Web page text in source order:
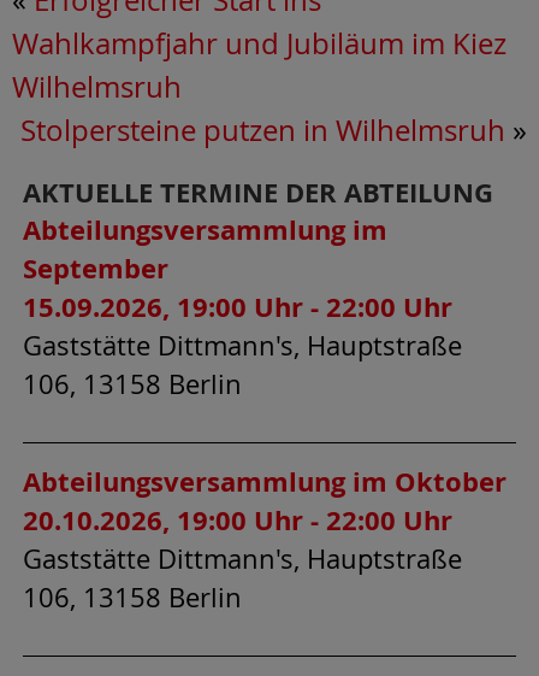
Wahlkampfjahr und Jubiläum im Kiez
Wilhelmsruh
Stolpersteine putzen in Wilhelmsruh »
AKTUELLE TERMINE DER ABTEILUNG
Abteilungsversammlung im
September
15.09.2026, 19:00 Uhr - 22:00 Uhr
Gaststätte Dittmann's, Hauptstraße
106, 13158 Berlin
Abteilungsversammlung im Oktober
20.10.2026, 19:00 Uhr - 22:00 Uhr
Gaststätte Dittmann's, Hauptstraße
106, 13158 Berlin